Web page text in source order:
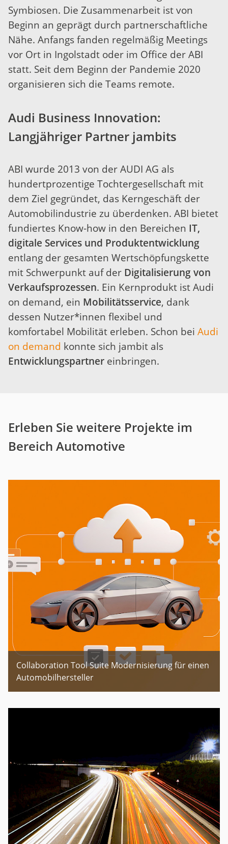
Symbiosen. Die Zusammenarbeit ist von
Beginn an geprägt durch partnerschaftliche
Nähe. Anfangs fanden regelmäßig Meetings
vor Ort in Ingolstadt oder im Office der ABI
statt. Seit dem Beginn der Pandemie 2020
organisieren sich die Teams remote.
Audi Business Innovation:
Langjähriger Partner jambits
ABI wurde 2013 von der AUDI AG als
hundertprozentige Tochtergesellschaft mit
dem Ziel gegründet, das Kerngeschäft der
Automobilindustrie zu überdenken. ABI bietet
fundiertes Know-how in den Bereichen IT,
digitale Services und Produktentwicklung
entlang der gesamten Wertschöpfungskette
mit Schwerpunkt auf der Digitalisierung von
Verkaufsprozessen. Ein Kernprodukt ist Audi
on demand, ein Mobilitätsservice, dank
dessen Nutzer*innen flexibel und
komfortabel Mobilität erleben. Schon bei Audi
on demand konnte sich jambit als
Entwicklungspartner einbringen.
Erleben Sie weitere Projekte im
Bereich Automotive
Collaboration Tool Suite Modernisierung für einen
Automobilhersteller